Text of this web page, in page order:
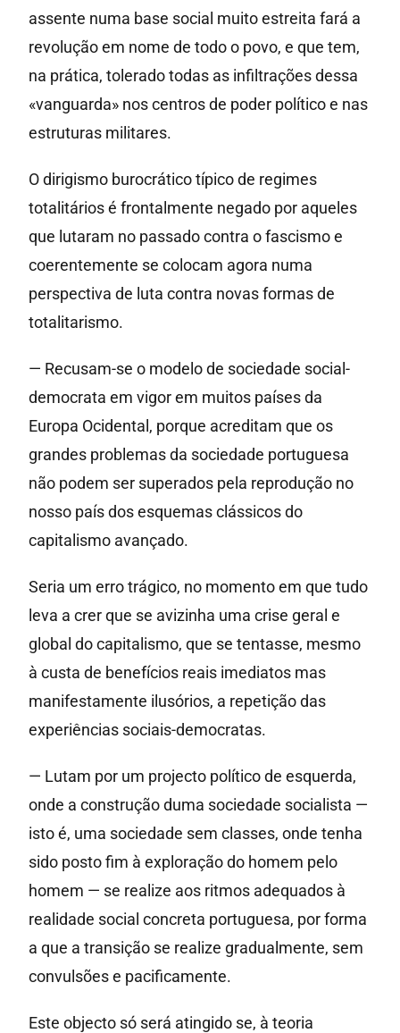
assente numa base social muito estreita fará a
revolução em nome de todo o povo, e que tem,
na prática, tolerado todas as infiltrações dessa
«vanguarda» nos centros de poder político e nas
estruturas militares.
O dirigismo burocrático típico de regimes
totalitários é frontalmente negado por aqueles
que lutaram no passado contra o fascismo e
coerentemente se colocam agora numa
perspectiva de luta contra novas formas de
totalitarismo.
— Recusam-se o modelo de sociedade social-
democrata em vigor em muitos países da
Europa Ocidental, porque acreditam que os
grandes problemas da sociedade portuguesa
não podem ser superados pela reprodução no
nosso país dos esquemas clássicos do
capitalismo avançado.
Seria um erro trágico, no momento em que tudo
leva a crer que se avizinha uma crise geral e
global do capitalismo, que se tentasse, mesmo
à custa de benefícios reais imediatos mas
manifestamente ilusórios, a repetição das
experiências sociais-democratas.
— Lutam por um projecto político de esquerda,
onde a construção duma sociedade socialista —
isto é, uma sociedade sem classes, onde tenha
sido posto fim à exploração do homem pelo
homem — se realize aos ritmos adequados à
realidade social concreta portuguesa, por forma
a que a transição se realize gradualmente, sem
convulsões e pacificamente.
Este objecto só será atingido se, à teoria